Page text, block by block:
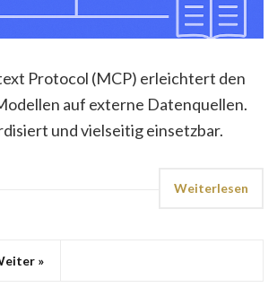
Protocol (MCP) erleichtert den
auf externe Datenquellen.
und vielseitig einsetzbar.
Weiterlesen
»